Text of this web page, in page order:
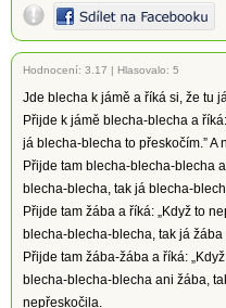
Hodnocení: 3.17 | Hlasovalo: 5
Jde blecha k jámě a říká si, že tu
Přijde k jámě blecha-blecha a
já blecha-blecha to přeskočím.” A
Přijde tam blecha-blecha-blecha
blecha-blecha, tak já blecha-
Přijde tam žába a říká: „Když to
blecha-blecha-blecha, tak já žába
Přijde tam žába-žába a říká:
blecha-blecha-blecha ani žába,
nepřeskočila.